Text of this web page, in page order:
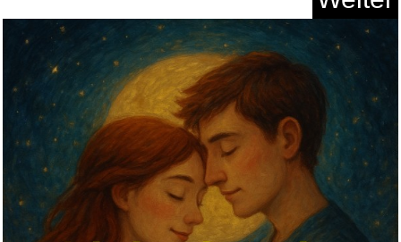
Anzeige